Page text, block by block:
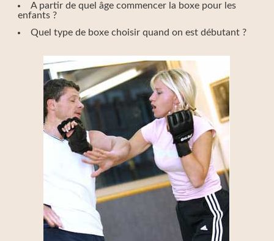
A partir de quel âge commencer la boxe pour les
enfants ?
Quel type de boxe choisir quand on est débutant ?